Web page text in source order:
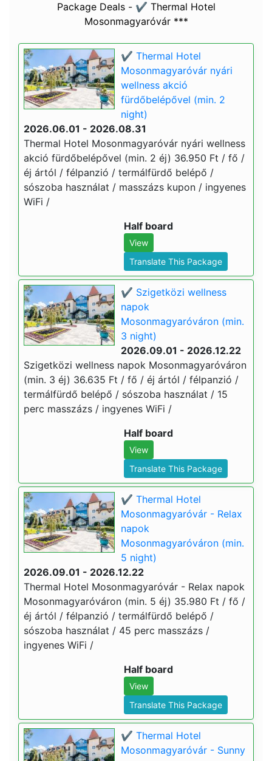
Package Deals - ✔️ Thermal Hotel
Mosonmagyaróvár ***
✔️ Thermal Hotel
Mosonmagyaróvár nyári
wellness akció
fürdőbelépővel (min. 2
night)
2026.06.01 - 2026.08.31
Thermal Hotel Mosonmagyaróvár nyári wellness
akció fürdőbelépővel (min. 2 éj) 36.950 Ft / fő /
éj ártól / félpanzió / termálfürdő belépő /
sószoba használat / masszázs kupon / ingyenes
WiFi /
Half board
View
Translate This Package
✔️ Szigetközi wellness
napok
Mosonmagyaróváron (min.
3 night)
2026.09.01 - 2026.12.22
Szigetközi wellness napok Mosonmagyaróváron
(min. 3 éj) 36.635 Ft / fő / éj ártól / félpanzió /
termálfürdő belépő / sószoba használat / 15
perc masszázs / ingyenes WiFi /
Half board
View
Translate This Package
✔️ Thermal Hotel
Mosonmagyaróvár - Relax
napok
Mosonmagyaróváron (min.
5 night)
2026.09.01 - 2026.12.22
Thermal Hotel Mosonmagyaróvár - Relax napok
Mosonmagyaróváron (min. 5 éj) 35.980 Ft / fő /
éj ártól / félpanzió / termálfürdő belépő /
sószoba használat / 45 perc masszázs /
ingyenes WiFi /
Half board
View
Translate This Package
✔️ Thermal Hotel
Mosonmagyaróvár - Sunny